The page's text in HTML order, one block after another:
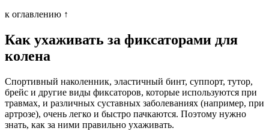
к оглавлению ↑
Как ухаживать за фиксаторами для
колена
Спортивный наколенник, эластичный бинт, суппорт, тутор,
брейс и другие виды фиксаторов, которые используются при
травмах, и различных суставных заболеваниях (например, при
артрозе), очень легко и быстро пачкаются. Поэтому нужно
знать, как за ними правильно ухаживать.